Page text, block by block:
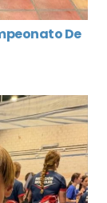
De